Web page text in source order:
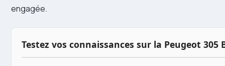
engagée.
Testez vos connaissances sur la Peugeot 305